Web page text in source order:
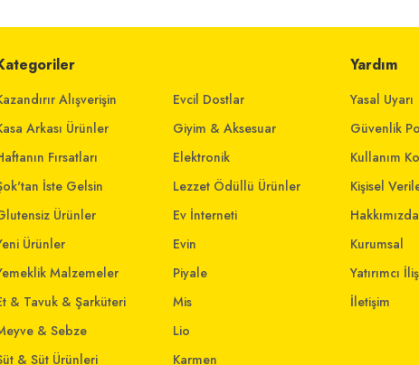
Alışverişin
Arkası Ürünler
Fırsatları
İste Gelsin
Ürünler
Ürünler
Malzemeler
& Tavuk & Şarküteri
& Sebze
& Süt Ürünleri
Evcil Dostlar
Giyim & Aksesuar
Elektronik
Lezzet Ödüllü Ürünler
Ev İnterneti
Evin
Piyale
Mis
Lio
Karmen
Yardım
Yasal Uyarı
Güvenlik
Kullanım
Kişisel
Hakkımızda
Kurumsal
Yatırımcı
İletişim